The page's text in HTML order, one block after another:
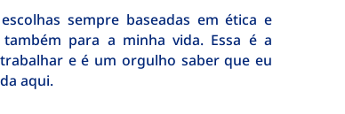
sempre baseadas em ética e
para a minha vida. Essa é a
e é um orgulho saber que eu
aqui.